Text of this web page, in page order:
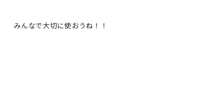
みんなで大切に使おうね！！